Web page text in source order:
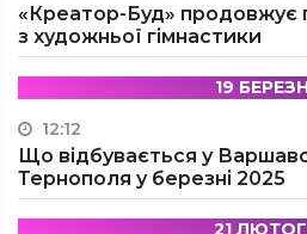
«Креатор-Буд» продовжує
з художньої гімнастики
19
12:12
Що відбувається у
Тернополя у березні 2025
21